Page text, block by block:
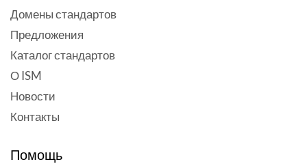
Домены стандартов
Предложения
Каталог стандартов
О ISM
Новости
Контакты
Помощь